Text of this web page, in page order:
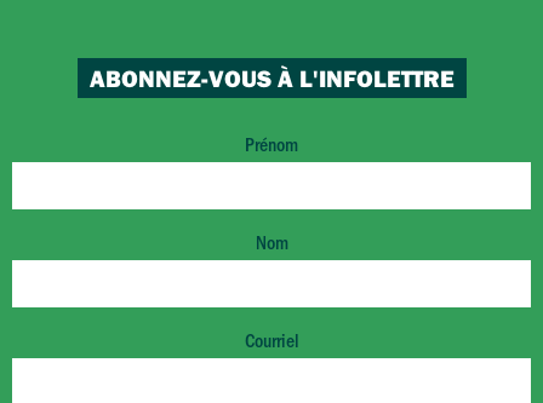
ABONNEZ-VOUS À L'INFOLETTRE
Prénom
Nom
Courriel